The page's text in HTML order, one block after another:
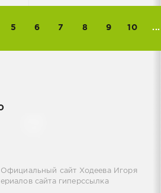
5 6 7 8 9 10 ...
Официальный сайт Ходеева Игоря
сайта гиперссылка